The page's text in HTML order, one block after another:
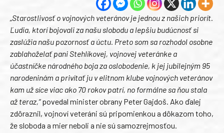
„Starostlivosť o vojnových veteránov je jednou z našich priorít.
Ľudia, ktorí bojovali za našu slobodu a lepšiu budúcnosť si
zaslúžia našu pozornosť a úctu. Preto som sa rozhodol osobne
zablahoželať pani Stehlíkovej, vojnovej veteránke a
účastníčke národného boja za oslobodenie, k jej jubilejným 95
narodeninám a privítať ju v elitnom klube vojnových veteránov
kam už síce viac ako 70 rokov patrí, no formálne sa ňou stala
až teraz,“povedal minister obrany Peter Gajdoš. Ako ďalej
zdôraznil, vojnoví veteráni sú pripomienkou a dôkazom toho,
že sloboda a mier neboli a nie sú samozrejmosťou.